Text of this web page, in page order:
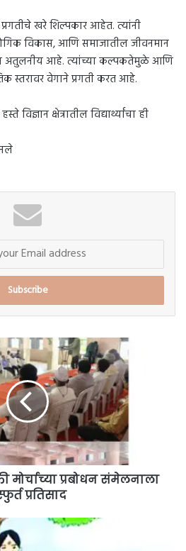
खरे शिल्पकार आहेत. त्यांनी
विकास, आणि समाजातील जीवनमान
अतुलनीय आहे. त्यांच्या कल्पकतेमुळे आणि
स्तरावर वेगाने प्रगती करत आहे.
विज्ञान क्षेत्रातील विद्यार्थ्यांचा ही
मोर्चाच्या प्रबोधन संमेलनाला
प्रतिसाद